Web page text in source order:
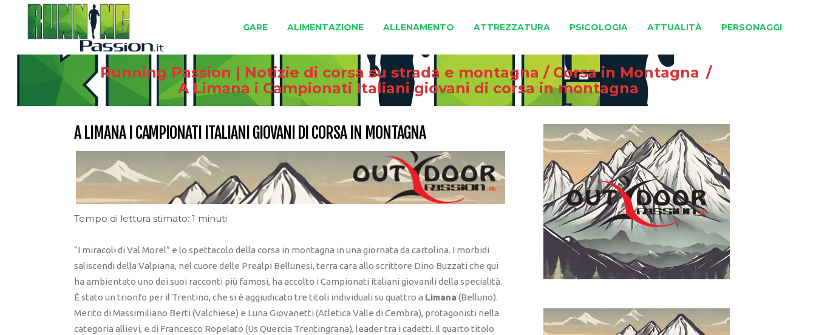
GARE ALIMENTAZIONE ALLENAMENTO ATTREZZATURA PSICOLOGIA ATTUALITÀ PERSONAGGI
Running Passion | Notizie di corsa su strada e montagna / Corsa in Montagna /
A Limana i Campionati Italiani giovani di corsa in montagna
A LIMANA I CAMPIONATI ITALIANI GIOVANI DI CORSA IN MONTAGNA
Tempo di lettura stimato: 1 minuti
“I miracoli di Val Morel” e lo spettacolo della corsa in montagna in una giornata da cartolina. I morbidi
saliscendi della Valpiana, nel cuore delle Prealpi Bellunesi, terra cara allo scrittore Dino Buzzati che qui
ha ambientato uno dei suoi racconti più famosi, ha accolto i Campionati italiani giovanili della specialità.
È stato un trionfo per il Trentino, che si è aggiudicato tre titoli individuali su quattro a Limana (Belluno).
Merito di Massimiliano Berti (Valchiese) e Luna Giovanetti (Atletica Valle di Cembra), protagonisti nella
categoria allievi, e di Francesco Ropelato (Us Quercia Trentingrana), leader tra i cadetti. Il quarto titolo